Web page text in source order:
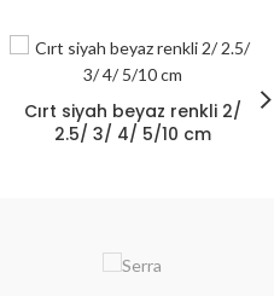
Cırt siyah beyaz renkli 2/
2.5/ 3/ 4/ 5/10 cm